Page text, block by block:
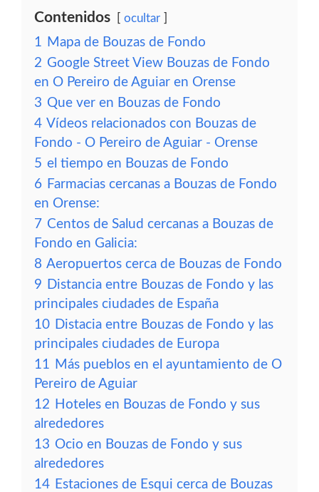
Contenidos ocultar
1 Mapa de Bouzas de Fondo
2 Google Street View Bouzas de Fondo
en O Pereiro de Aguiar en Orense
3 Que ver en Bouzas de Fondo
4 Vídeos relacionados con Bouzas de
Fondo - O Pereiro de Aguiar - Orense
5 el tiempo en Bouzas de Fondo
6 Farmacias cercanas a Bouzas de Fondo
en Orense:
7 Centos de Salud cercanas a Bouzas de
Fondo en Galicia:
8 Aeropuertos cerca de Bouzas de Fondo
9 Distancia entre Bouzas de Fondo y las
principales ciudades de España
10 Distacia entre Bouzas de Fondo y las
principales ciudades de Europa
11 Más pueblos en el ayuntamiento de O
Pereiro de Aguiar
12 Hoteles en Bouzas de Fondo y sus
alrededores
13 Ocio en Bouzas de Fondo y sus
alrededores
14 Estaciones de Esqui cerca de Bouzas